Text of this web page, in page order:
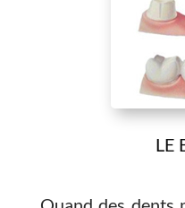
LE